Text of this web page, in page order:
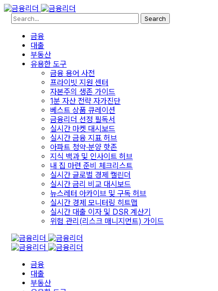
Search
금융
대출
부동산
유용한 도구
금융 용어 사전
프라이빗 지원 센터
자본주의 생존 가이드
1분 자산 전략 자가진단
베스트 상품 큐레이션
금융리더 선정 필독서
실시간 마켓 대시보드
실시간 금융 지표 허브
아파트 청약·분양 핫존
지식 백과 및 인사이트 허브
내 집 마련 준비 체크리스트
실시간 글로벌 경제 캘린더
실시간 금리 비교 대시보드
뉴스레터 아카이브 및 구독 허브
실시간 경제 모니터링 히트맵
실시간 대출 이자 및 DSR 계산기
위험 관리(리스크 매니지먼트) 가이드
금융
대출
부동산